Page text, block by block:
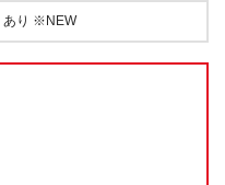
あり ※NEW